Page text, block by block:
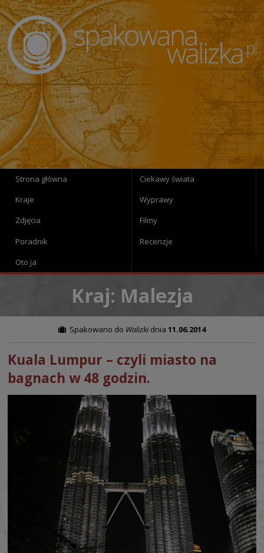
Strona główna
Ciekawy świata
Kraje
Wyprawy
Zdjęcia
Filmy
Poradnik
Recenzje
Oto ja
Kraj: Malezja
Spakowano do Walizkidnia 11.06.2014
Kuala Lumpur – czyli miasto na
bagnach w 48 godzin.